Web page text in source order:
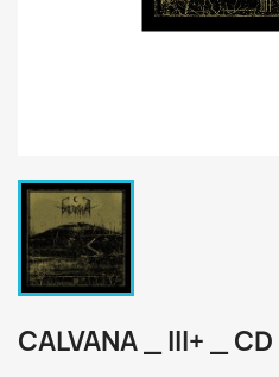
CALVANA _ III+ _